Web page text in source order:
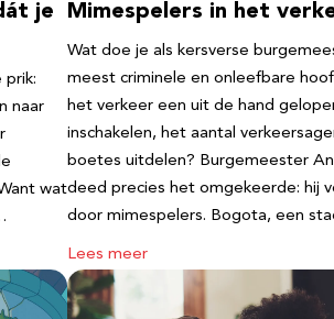
je
prik:
naar
wat
Mimespelers in het
Wat doe je als kersverse
meest criminele en onleefbare
het verkeer een uit de hand
inschakelen, het aantal
boetes uitdelen? Burgemeester
deed precies het omgekeerde: hij
door mimespelers. Bogota, een
Lees meer